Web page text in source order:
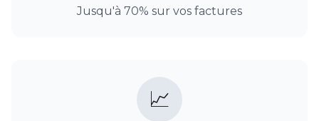
Jusqu'à 70% sur vos factures
📈